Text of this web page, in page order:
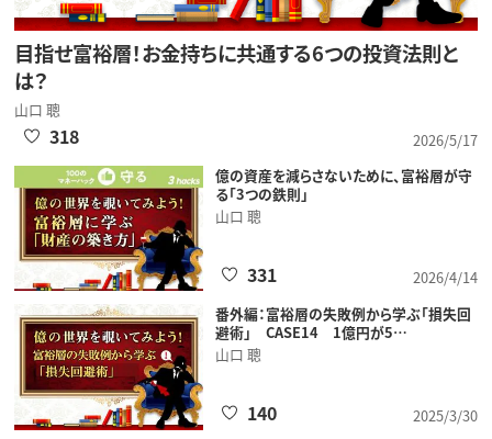
目指せ富裕層！お金持ちに共通する6つの投資法則と
は？
山口 聰
2026/5/17
318
億の資産を減らさないために、富裕層が守
る「3つの鉄則」
山口 聰
2026/4/14
331
番外編：富裕層の失敗例から学ぶ「損失回
避術」 CASE14 1億円が5…
山口 聰
2025/3/30
140